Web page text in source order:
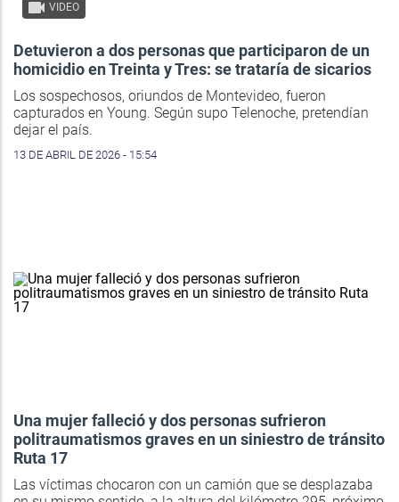
VIDEO
Detuvieron a dos personas que participaron de un
homicidio en Treinta y Tres: se trataría de sicarios
Los sospechosos, oriundos de Montevideo, fueron
capturados en Young. Según supo Telenoche, pretendían
dejar el país.
13 DE ABRIL DE 2026 - 15:54
Una mujer falleció y dos personas sufrieron
politraumatismos graves en un siniestro de tránsito
Ruta 17
Las víctimas chocaron con un camión que se desplazaba